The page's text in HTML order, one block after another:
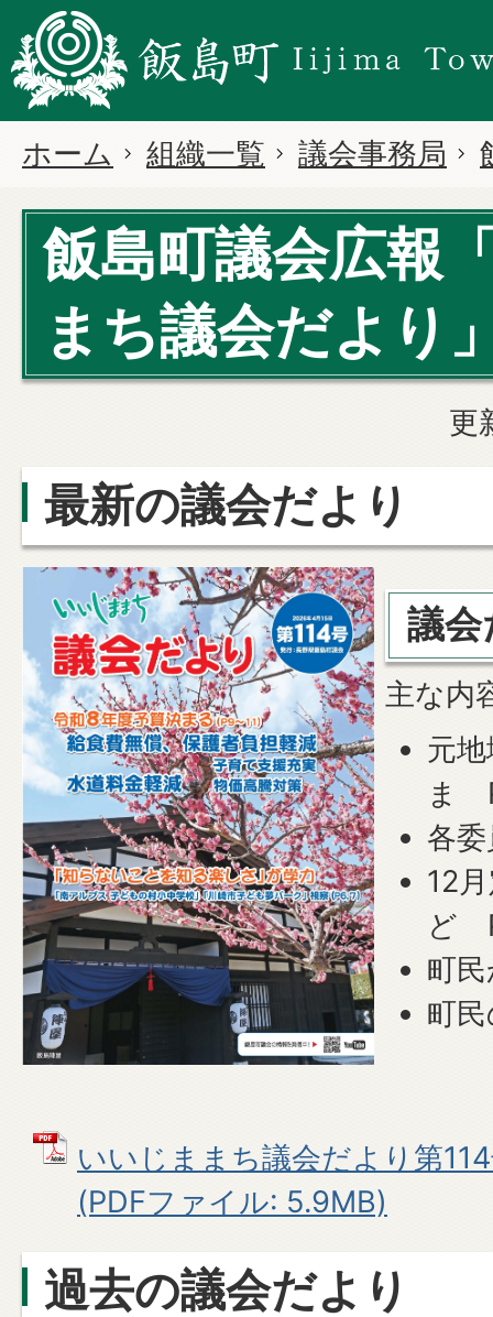
ホーム 組織一覧 議会事務局
飯島町議会広報
まち議会だより
更
最新の議会だより
議会
主な内
元
ま
各
12
ど
町
町
いいじままち議会だより第
(PDFファイル: 5.9MB)
過去の議会だより